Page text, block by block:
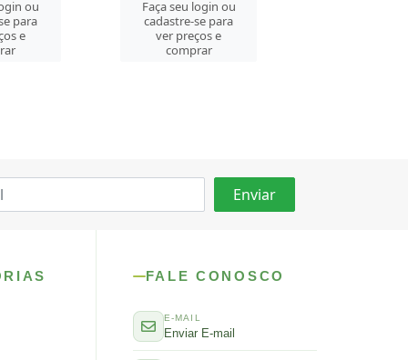
ou
para
e
Faça seu login ou
cadastre-se para
ver preços e
comprar
FALE CONOSCO
E-MAIL
Enviar E-mail